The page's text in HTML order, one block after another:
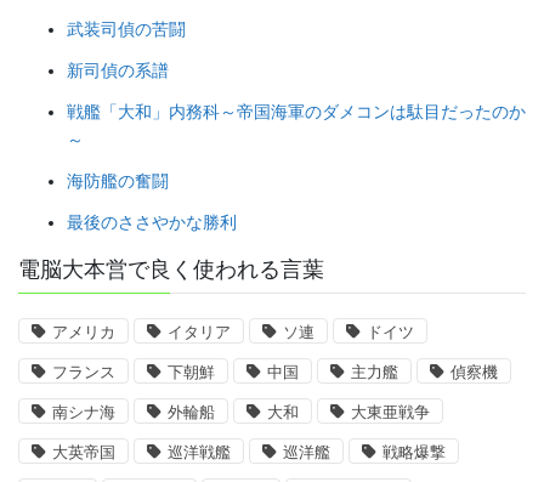
武装司偵の苦闘
新司偵の系譜
戦艦「大和」内務科～帝国海軍のダメコンは駄目だったのか
～
海防艦の奮闘
最後のささやかな勝利
電脳大本営で良く使われる言葉
アメリカ イタリア ソ連 ドイツ
フランス 下朝鮮 中国 主力艦 偵察機
南シナ海 外輪船 大和 大東亜戦争
大英帝国 巡洋戦艦 巡洋艦 戦略爆撃